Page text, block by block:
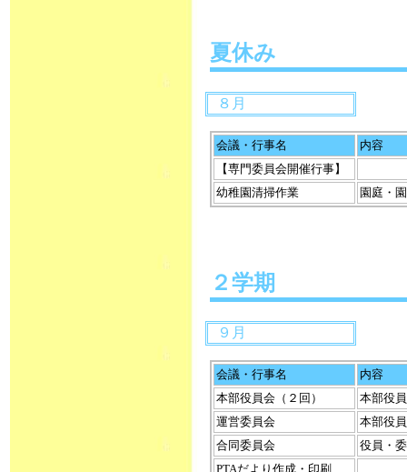
夏休み
８月
会議・行事名
内容
【専門委員会開催行事】
幼稚園清掃作業
園庭・
２学期
９月
会議・行事名
内容
本部役員会（２回）
本部役
運営委員会
本部役
合同委員会
役員・
PTAだより作成・印刷